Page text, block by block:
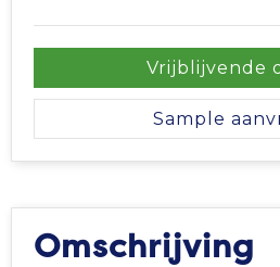
Waterbestendige tassen
Aktetassen
Trolleys
Vrijblijvende
Sample
Omschrijving